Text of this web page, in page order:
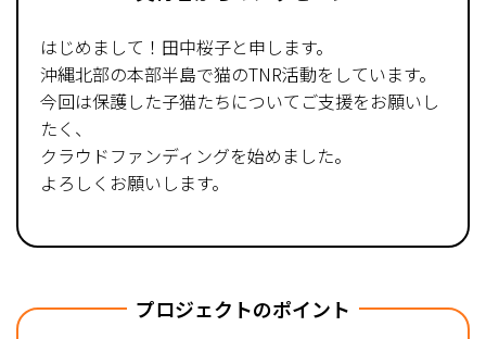
はじめまして！田中桜子と申します。
沖縄北部の本部半島で猫のTNR活動をしています。
今回は保護した子猫たちについてご支援をお願いし
たく、
クラウドファンディングを始めました。
よろしくお願いします。
プロジェクトのポイント